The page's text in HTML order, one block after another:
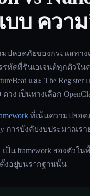
บบ ควา
ปลอดภัยของกระแสทางเ
รรทัดที่รันเอเจนต์ทุกตัวใ
และ The
ดวง เป็นทางเลือก
ที่เน้นความปลอด
การบังคับงบประมาณราย
เป็น framework สองตัวใ
งอยู่บนรากฐานนั้น